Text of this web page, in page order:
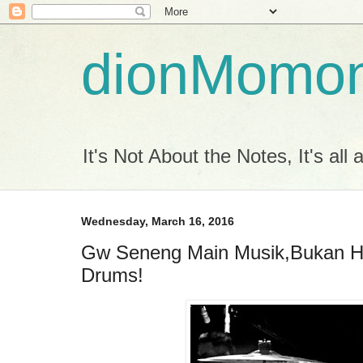
It's Not About the Notes, It's all
Wednesday, March 16, 2016
Gw Seneng Main Musik,Bukan
Drums!